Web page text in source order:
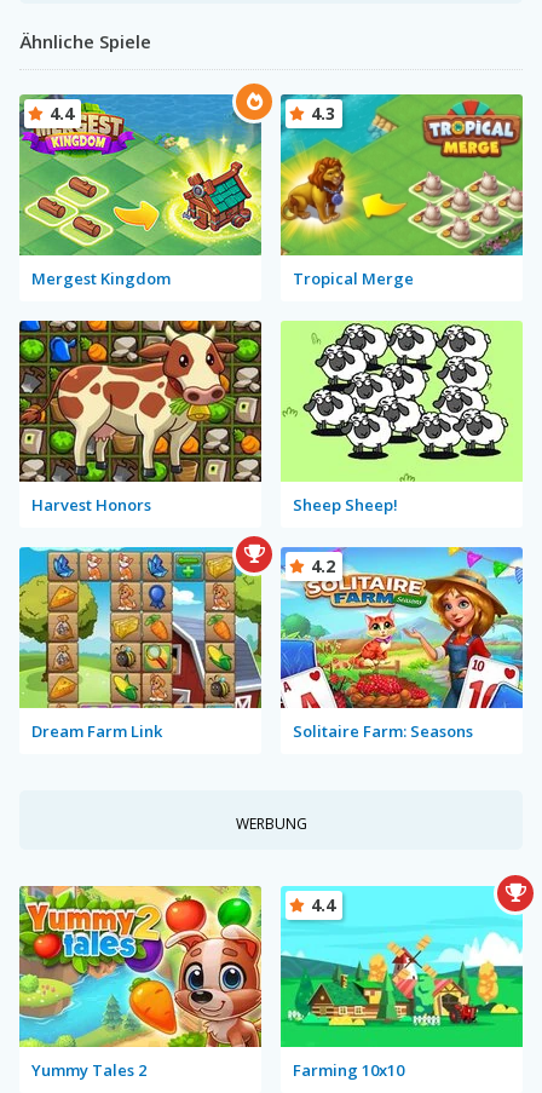
Ähnliche Spiele
Mergest Kingdom
4.4
Tropical Merge
4.3
Harvest Honors Sheep Sheep!
Dream Farm Link Solitaire Farm: Seasons
4.2
WERBUNG
Yummy Tales 2 Farming 10x10
4.4